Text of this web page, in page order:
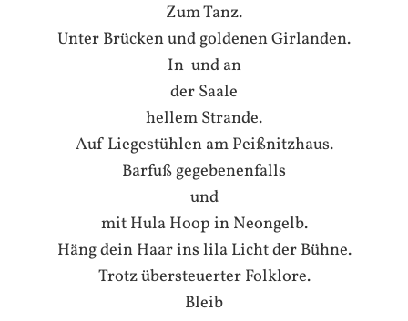
Zum Tanz.
Unter Brücken und goldenen Girlanden.
In und an
der Saale
hellem Strande.
Auf Liegestühlen am Peißnitzhaus.
Barfuß gegebenenfalls
und
mit Hula Hoop in Neongelb.
Häng dein Haar ins lila Licht der Bühne.
Trotz übersteuerter Folklore.
Bleib